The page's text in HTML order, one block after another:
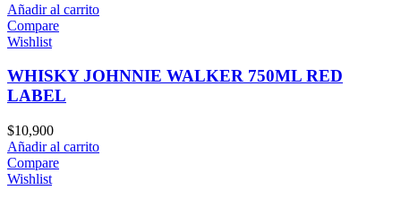
Añadir al carrito
Compare
Wishlist
WHISKY JOHNNIE WALKER 750ML RED
LABEL
$10,900
Añadir al carrito
Compare
Wishlist